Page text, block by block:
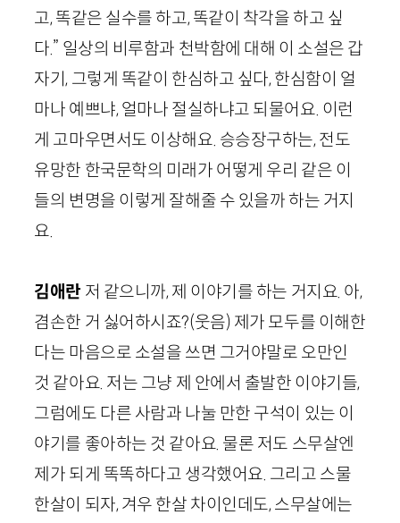
고, 똑같은 실수를 하고, 똑같이 착각을 하고 싶
다.” 일상의 비루함과 천박함에 대해 이 소설은 갑
자기, 그렇게 똑같이 한심하고 싶다, 한심함이 얼
마나 예쁘냐, 얼마나 절실하냐고 되물어요. 이런
게 고마우면서도 이상해요. 승승장구하는, 전도
유망한 한국문학의 미래가 어떻게 우리 같은 이
들의 변명을 이렇게 잘해줄 수 있을까 하는 거지
요.
김애란 저 같으니까, 제 이야기를 하는 거지요. 아,
겸손한 거 싫어하시죠?(웃음) 제가 모두를 이해한
다는 마음으로 소설을 쓰면 그거야말로 오만인
것 같아요. 저는 그냥 제 안에서 출발한 이야기들,
그럼에도 다른 사람과 나눌 만한 구석이 있는 이
야기를 좋아하는 것 같아요. 물론 저도 스무살엔
제가 되게 똑똑하다고 생각했어요. 그리고 스물
한살이 되자, 겨우 한살 차이인데도, 스무살에는